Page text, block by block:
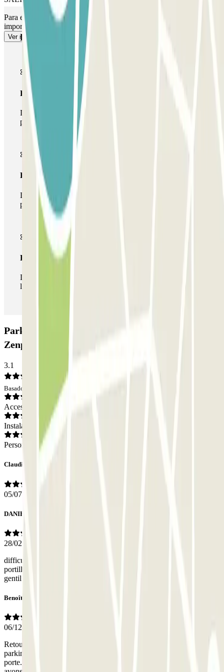
Para el acceso peatonal, consulta nuestro apartado de ""Información
importante"".
Ver másProductos de Parclick
Pase básico
Durante tu estancia podrás entrar y salir una única vez al
parking
Pase multiparking
Durante tu estancia podrás hacer uso de toda la red de
parkings de este operador disponibles en Parclick.
Pase ilimitado
Durante tu estancia podrás entrar y salir del parking todas
las veces que quieras.
Parking Jardin des plantes - Gare de Nantes Nord
Zenpark: Opiniones
3.1
Basado en 5 opiniones
Acceso
Instalaciones
Personal
ClaudineALAIN
05/07/2026
DANIEL
28/02/2026
difficultés accès au parking a pied pas reçu de message pour accès
portillon heureusement qu'il y a un service 24/24 avec personnel très
gentil
Benoît
06/12/2025
Retour compliqué. Le digicode ouvrant la porte qui donne accès au
parking ne fonctionnait pas. La lumière verte s’allumait mais pas la
porte. Un habitant de la résidence nous a ouvert la porte et nous